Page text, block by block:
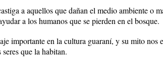
a aquellos que dañan el medio ambiente o
a los humanos que se pierden en el bosque.
importante en la cultura guaraní, y su mito nos
que la habitan.